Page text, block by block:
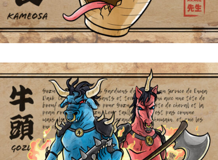
Kameosa 瓶長